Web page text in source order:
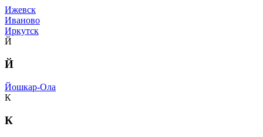
Ижевск
Иваново
Иркутск
Й
Й
Йошкар-Ола
К
К